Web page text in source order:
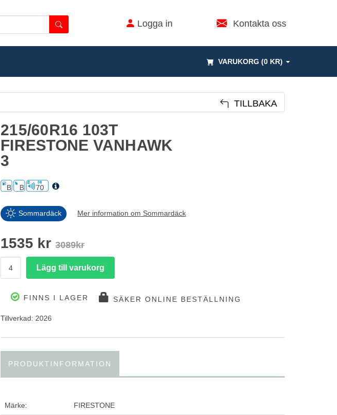
Logga in Kontakta oss
VARUKORG (0 KR)
TILLBAKA
215/60R16 103T
FIRESTONE VANHAWK
3
B B 70
Sommardäck Mer information om Sommardäck
1535 kr 3089kr
FINNS I LAGER SÄKER ONLINE BESTÄLLNING
Tillverkad: 2026
PRODUKTINFORMATION
Märke: FIRESTONE